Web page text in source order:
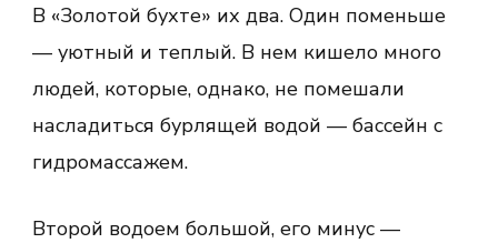
В «Золотой бухте» их два. Один поменьше
— уютный и теплый. В нем кишело много
людей, которые, однако, не помешали
насладиться бурлящей водой — бассейн с
гидромассажем.
Второй водоем большой, его минус —